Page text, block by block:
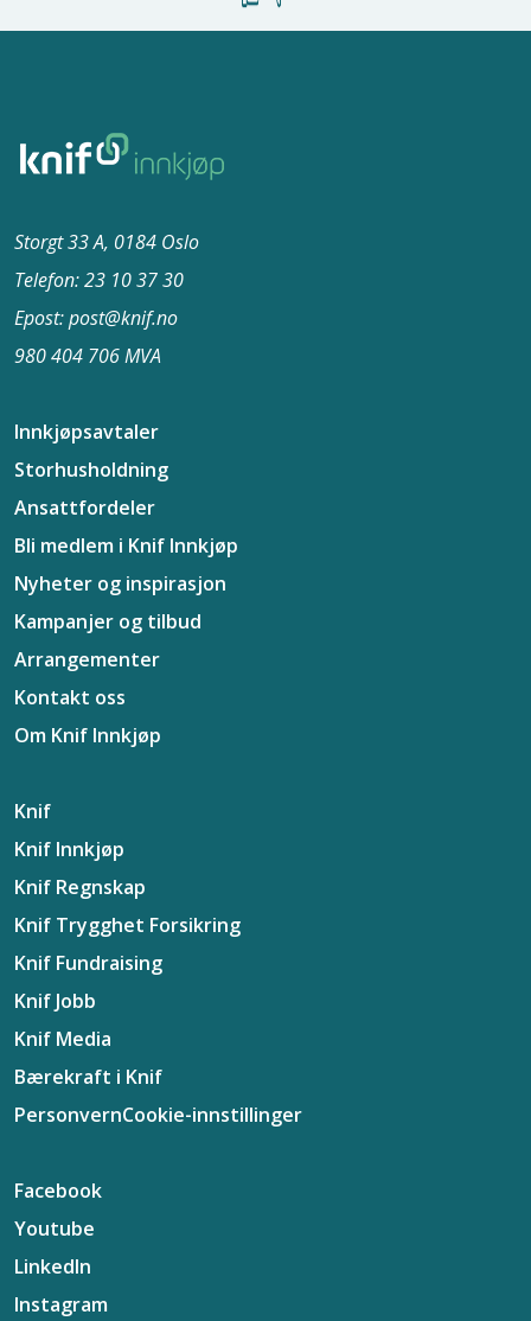
Storgt 33 A, 0184 Oslo
Telefon: 23 10 37​ 30
Epost: post@knif.no
980 404 706 MVA
Innkjøpsavtaler
Storhusholdning
Ansattfordeler
Bli medlem i Knif Innkjøp
Nyheter og inspirasjon
Kampanjer og tilbud
Arrangementer
Kontakt oss
Om Knif Innkjøp
Knif
Knif Innkjøp
Knif Regnskap
Knif Trygghet Forsikring
Knif Fundraising
Knif Jobb
Knif Media
Bærekraft i Knif
PersonvernCookie-innstillinger
Facebook
Youtube
LinkedIn
Instagram